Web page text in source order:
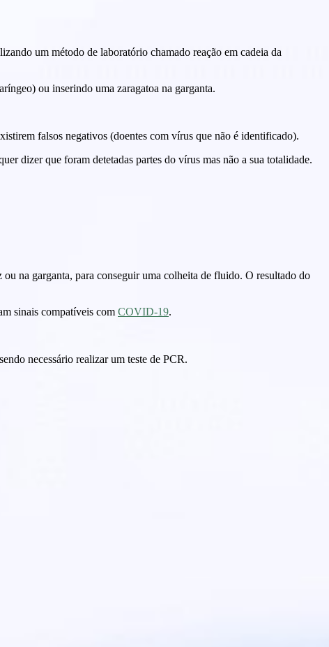
um método de laboratório chamado reação em cadeia da
ou inserindo uma zaragatoa na garganta.
falsos negativos (doentes com vírus que não é identificado).
dizer que foram detetadas partes do vírus mas não a sua totalidade.
na garganta, para conseguir uma colheita de fluido. O resultado do
sinais compatíveis com COVID-19.
necessário realizar um teste de PCR.